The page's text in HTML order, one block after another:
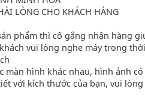
LÒNG CHO KHÁCH HÀNG
phẩm thì cố gắng nhận hàng
vui lòng nghe máy trong
hình khác nhau, hình ảnh
với kích thước của bạn, vui